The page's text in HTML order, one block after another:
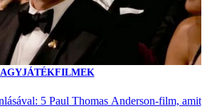
5 Paul Thomas Anderson-film, amit